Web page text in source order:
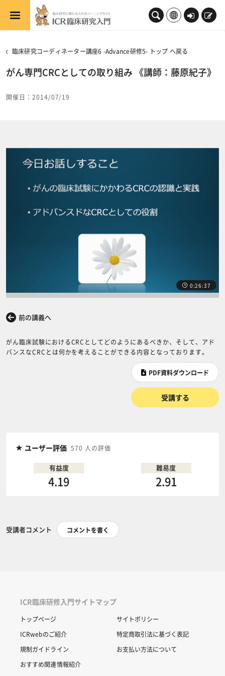
メインコンテンツへスキップする
ロ
ン
新
臨床研究コーディネーター講座6 -Advance研修5- トップ へ戻る
がん専門CRCとしての取り組み 《講師：藤原紀子》
開催日：2014/07/19
0:26:37
前の講義へ
がん臨床試験におけるCRCとしてどのようにあるべきか、そして、アド
バンスなCRCとは何かを考えることができる内容となっております。
PDF資料ダウンロード
受講する
ユーザー評価 570 人の評価
有益度
4.19
難易度
2.91
受講者コメント コメントを書く
ICR臨床研修入門サイトマップ
トップページ
ICRwebのご紹介
規制ガイドライン
おすすめ関連情報紹介
サイトポリシー
特定商取引法に基づく表記
お支払い方法について